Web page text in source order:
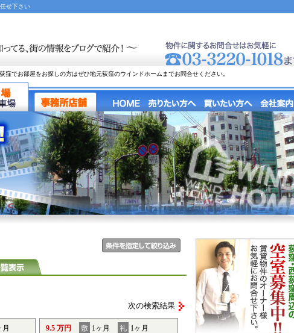
せ下さい
でお部屋をお探しの方はぜひ地元荻窪のウインドホームまでお問合せください。
次の検索結果
月 9.5 万円 敷 1ヶ月 礼 1ヶ月